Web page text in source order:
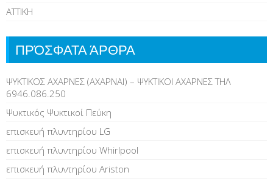
ΑΤΤΙΚΗ
ΠΡΌΣΦΑΤΑ ΆΡΘΡΑ
ΨΥΚΤΙΚΟΣ ΑΧΑΡΝΕΣ (ΑΧΑΡΝΑΙ) – ΨΥΚΤΙΚΟΙ ΑΧΑΡΝΕΣ ΤΗΛ
6946.086.250
Ψυκτικός Ψυκτικοί Πεύκη
επισκευή πλυντηρίου LG
επισκευή πλυντηρίου Whirlpool
επισκευή πλυντηρίου Ariston